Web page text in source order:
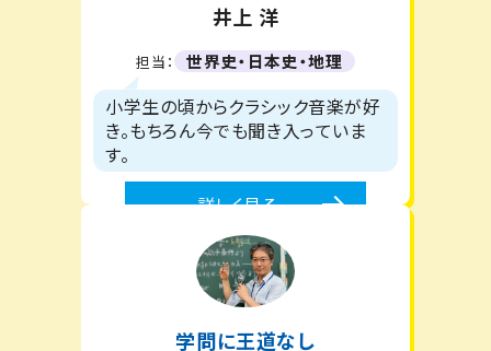
井上 洋
担当： 世界史・日本史・地理
小学生の頃からクラシック音楽が好
き。もちろん今でも聞き入っていま
す。
詳しく見る
学問に王道なし